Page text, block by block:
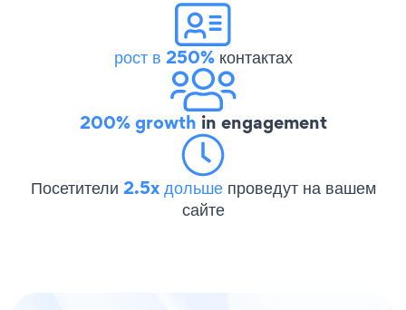
рост в 250%контактах
200% growth in engagement
Посетители 2.5x дольше проведут на вашем
сайте